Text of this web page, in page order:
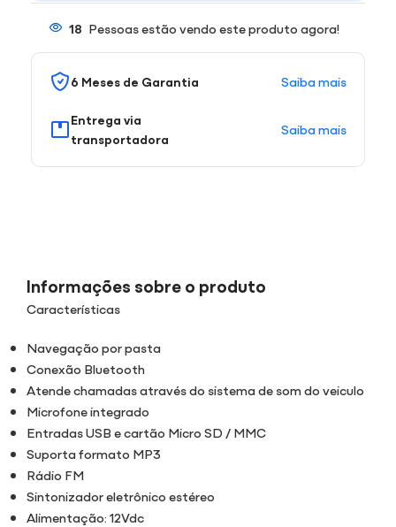
18 Pessoas estão vendo este produto agora!
6 Meses de Garantia Saiba mais
Entrega via
transportadora
Saiba mais
Informações sobre o produto
Características
Navegação por pasta
Conexão Bluetooth
Atende chamadas através do sistema de som do veiculo
Microfone integrado
Entradas USB e cartão Micro SD / MMC
Suporta formato MP3
Rádio FM
Sintonizador eletrônico estéreo
Alimentação: 12Vdc